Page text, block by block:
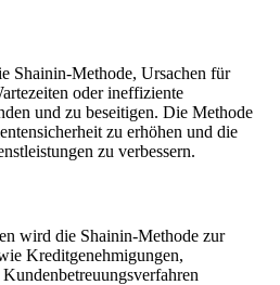
Shainin-Methode, Ursachen für
oder ineffiziente
und zu beseitigen. Die Methode
zu erhöhen und die
zu verbessern.
wird die Shainin-Methode zur
Kreditgenehmigungen,